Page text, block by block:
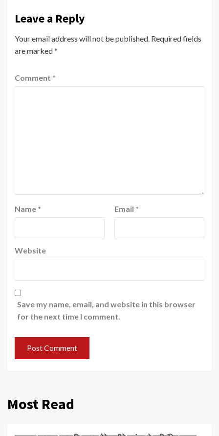
Leave a Reply
Your email address will not be published. Required fields
are marked*
Comment *
Name * Email *
Website
Save my name, email, and website in this browser
for the next time I comment.
Most Read